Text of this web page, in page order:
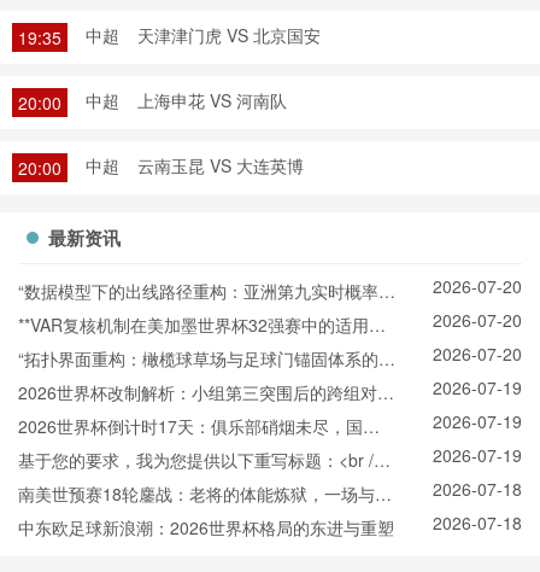
19:35 中超 天津津门虎 VS 北京国安
20:00 中超 上海申花 VS 河南队
20:00 中超 云南玉昆 VS 大连英博
最新资讯
“数据模型下的出线路径重构：亚洲第九实时概率推
演与战术适配”
2026-07-20
**VAR复核机制在美加墨世界杯32强赛中的适用困
境与争议焦点深度解析**
2026-07-20
“拓扑界面重构：橄榄球草场与足球门锚固体系的空
间耦合机制”
2026-07-20
2026世界杯改制解析：小组第三突围后的跨组对战
机制
2026-07-19
2026世界杯倒计时17天：俱乐部硝烟未尽，国家
队已悄然“换阵”新战场
2026-07-19
基于您的要求，我为您提供以下重写标题：<br />
<br /> **2026世界杯北美空域动态协调机制：跨区
航路弹性管理与区域交通网络协同效能分析**
2026-07-19
南美世预赛18轮鏖战：老将的体能炼狱，一场与岁
月的拉锯
2026-07-18
中东欧足球新浪潮：2026世界杯格局的东进与重塑
2026-07-18